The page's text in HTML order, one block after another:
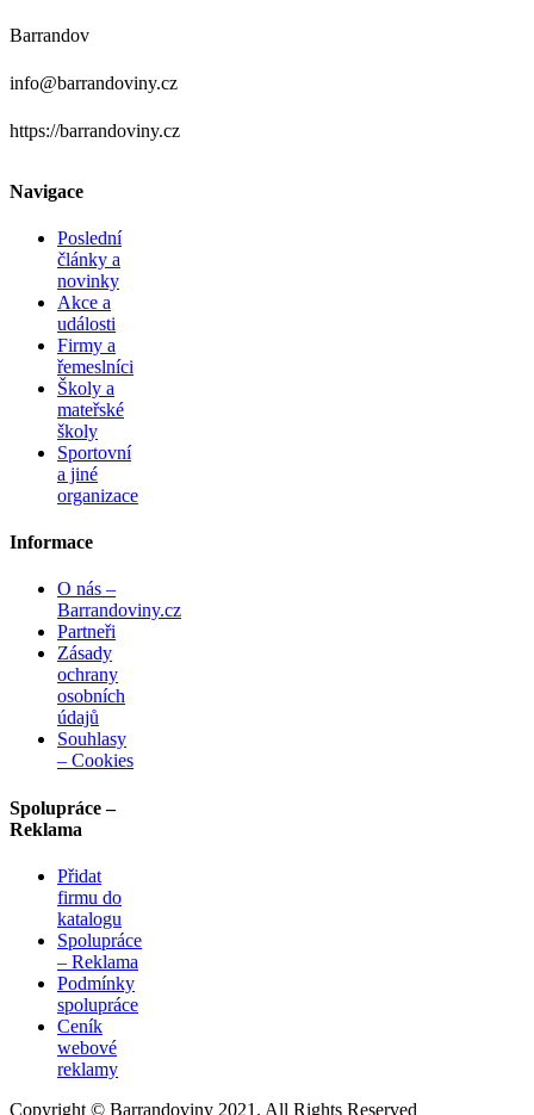
Barrandov
info@barrandoviny.cz
https://barrandoviny.cz
Navigace
Poslední
články a
novinky
Akce a
události
Firmy a
řemeslníci
Školy a
mateřské
školy
Sportovní
a jiné
organizace
Informace
O nás –
Barrandoviny.cz
Partneři
Zásady
ochrany
osobních
údajů
Souhlasy
– Cookies
Spolupráce –
Reklama
Přidat
firmu do
katalogu
Spolupráce
– Reklama
Podmínky
spolupráce
Ceník
webové
reklamy
Copyright © Barrandoviny 2021. All Rights Reserved